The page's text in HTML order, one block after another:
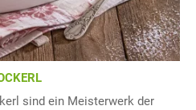
sind ein Meisterwerk der